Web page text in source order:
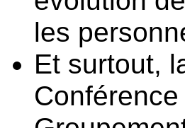
les
Et surtout,